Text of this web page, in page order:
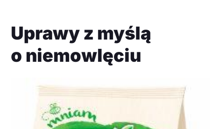
Uprawy z myślą
o niemowlęciu